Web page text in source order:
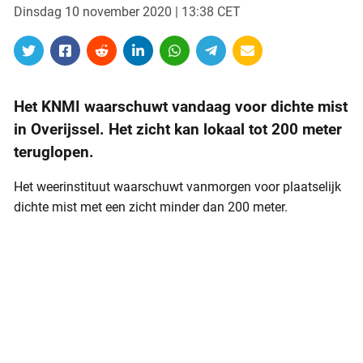
Dinsdag 10 november 2020 | 13:38 CET
Het KNMI waarschuwt vandaag voor dichte mist
in Overijssel. Het zicht kan lokaal tot 200 meter
teruglopen.
Het weerinstituut waarschuwt vanmorgen voor plaatselijk
dichte mist met een zicht minder dan 200 meter.